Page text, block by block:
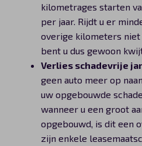
kilometrages starten
per jaar. Rijdt u er
overige kilometers niet
bent u dus gewoon
Verlies schadevrije
geen auto meer op
uw opgebouwde
wanneer u een groot
opgebouwd, is dit een
zijn enkele